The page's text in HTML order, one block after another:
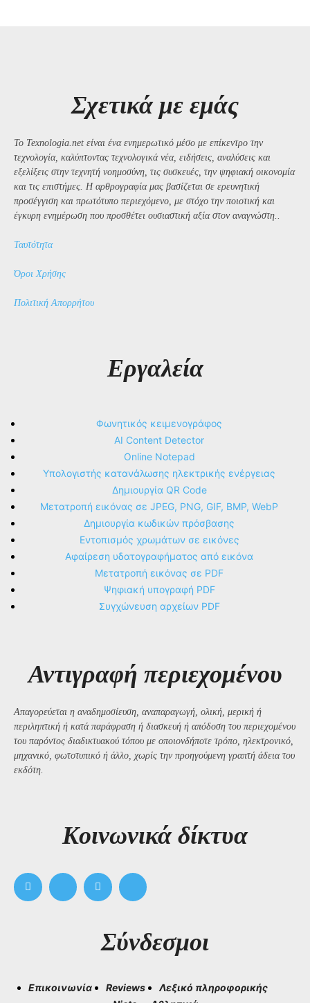
Σχετικά με εμάς
Το Texnologia.net είναι ένα ενημερωτικό μέσο με επίκεντρο την
τεχνολογία, καλύπτοντας τεχνολογικά νέα, ειδήσεις, αναλύσεις και
εξελίξεις στην τεχνητή νοημοσύνη, τις συσκευές, την ψηφιακή οικονομία
και τις επιστήμες. Η αρθρογραφία μας βασίζεται σε ερευνητική
προσέγγιση και πρωτότυπο περιεχόμενο, με στόχο την ποιοτική και
έγκυρη ενημέρωση που προσθέτει ουσιαστική αξία στον αναγνώστη..
Ταυτότητα
Όροι Χρήσης
Πολιτική Απορρήτου
Εργαλεία
Φωνητικός κειμενογράφος
AI Content Detector
Online Notepad
Υπολογιστής κατανάλωσης ηλεκτρικής ενέργειας
Δημιουργία QR Code
Μετατροπή εικόνας σε JPEG, PNG, GIF, BMP, WebP
Δημιουργία κωδικών πρόσβασης
Εντοπισμός χρωμάτων σε εικόνες
Αφαίρεση υδατογραφήματος από εικόνα
Μετατροπή εικόνας σε PDF
Ψηφιακή υπογραφή PDF
Συγχώνευση αρχείων PDF
Αντιγραφή περιεχομένου
Απαγορεύεται η αναδημοσίευση, αναπαραγωγή, ολική, μερική ή
περιληπτική ή κατά παράφραση ή διασκευή ή απόδοση του περιεχομένου
του παρόντος διαδικτυακού τόπου με οποιονδήποτε τρόπο, ηλεκτρονικό,
μηχανικό, φωτοτυπικό ή άλλο, χωρίς την προηγούμενη γραπτή άδεια του
εκδότη.
Kοινωνικά δίκτυα
Σύνδεσμοι
Επικοινωνία Reviews
Λεξικό πληροφορικής